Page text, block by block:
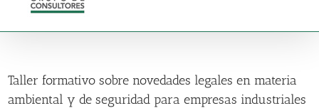
Taller formativo sobre novedades legales en materia
ambiental y de seguridad para empresas industriales